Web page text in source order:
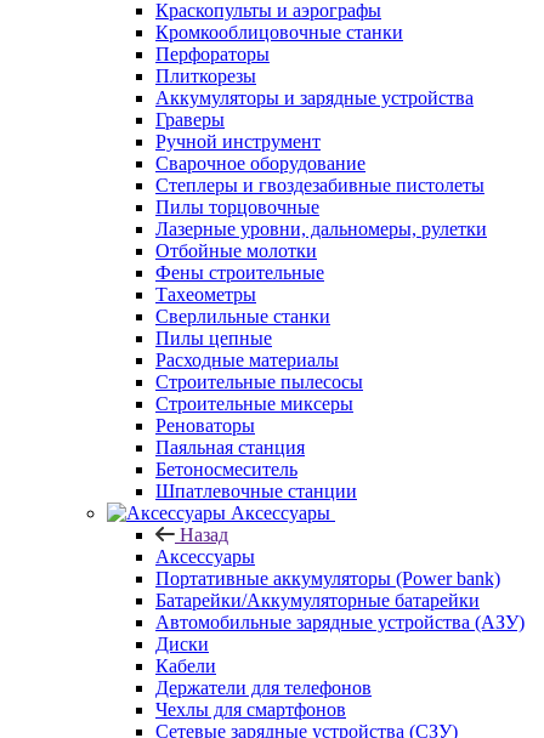
Краскопульты и аэрографы
Кромкооблицовочные станки
Перфораторы
Плиткорезы
Аккумуляторы и зарядные устройства
Граверы
Ручной инструмент
Сварочное оборудование
Степлеры и гвоздезабивные пистолеты
Пилы торцовочные
Лазерные уровни, дальномеры, рулетки
Отбойные молотки
Фены строительные
Тахеометры
Сверлильные станки
Пилы цепные
Расходные материалы
Строительные пылесосы
Строительные миксеры
Реноваторы
Паяльная станция
Бетоносмеситель
Шпатлевочные станции
Аксессуары
Назад
Аксессуары
Портативные аккумуляторы (Power bank)
Батарейки/Аккумуляторные батарейки
Автомобильные зарядные устройства (АЗУ)
Диски
Кабели
Держатели для телефонов
Чехлы для смартфонов
Сетевые зарядные устройства (СЗУ)